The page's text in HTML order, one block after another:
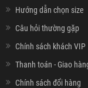
Hướng dẫn chọn size
Câu hỏi thường gặp
Chính sách khách VIP
Thanh toán - Giao
Chính sách đổi hàng